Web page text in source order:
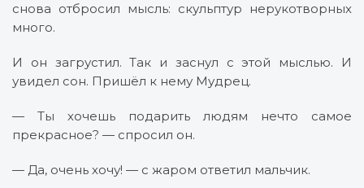
снова отбросил мысль: скульптур нерукотворных
много.
И он загрустил. Так и заснул с этой мыслью. И
увидел сон. Пришёл к нему Мудрец.
— Ты хочешь подарить людям нечто самое
прекрасное? — спросил он.
— Да, очень хочу! — с жаром ответил мальчик.